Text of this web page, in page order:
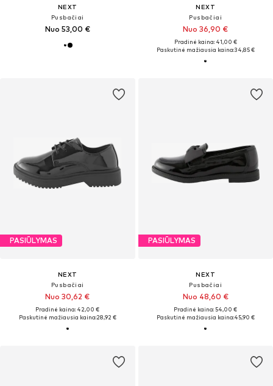
NEXT
Pusbačiai
Nuo 53,00 €
NEXT
Pusbačiai
Nuo 36,90 €
Pradinė kaina: 41,00 €
Paskutinė mažiausia kaina:34,85 €
PASIŪLYMAS
NEXT
Pusbačiai
Nuo 30,62 €
Pradinė kaina: 42,00 €
Paskutinė mažiausia kaina:28,92 €
PASIŪLYMAS
NEXT
Pusbačiai
Nuo 48,60 €
Pradinė kaina: 54,00 €
Paskutinė mažiausia kaina:45,90 €